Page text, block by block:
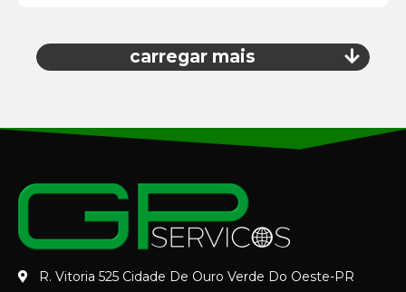
carregar mais
R. Vitoria 525 Cidade De Ouro Verde Do Oeste-PR